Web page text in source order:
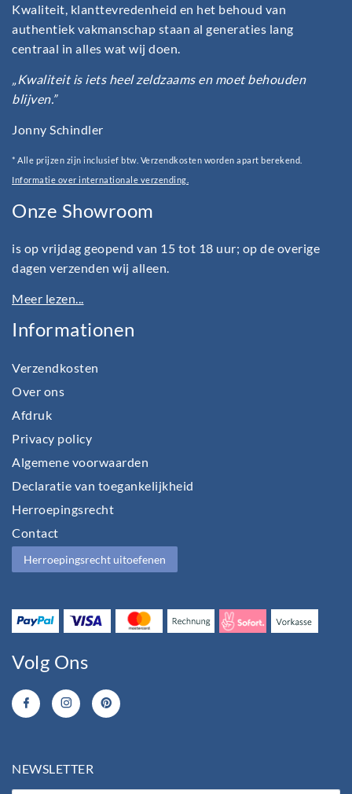
Kwaliteit, klanttevredenheid en het behoud van
authentiek vakmanschap staan al generaties lang
centraal in alles wat wij doen.
„Kwaliteit is iets heel zeldzaams en moet behouden
blijven.”
Jonny Schindler
* Alle prijzen zijn inclusief btw. Verzendkosten worden apart berekend.
Informatie over internationale verzending.
Onze Showroom
is op vrijdag geopend van 15 tot 18 uur; op de overige
dagen verzenden wij alleen.
Meer lezen...
Informationen
Verzendkosten
Over ons
Afdruk
Privacy policy
Algemene voorwaarden
Declaratie van toegankelijkheid
Herroepingsrecht
Contact
Herroepingsrecht uitoefenen
Volg Ons
NEWSLETTER